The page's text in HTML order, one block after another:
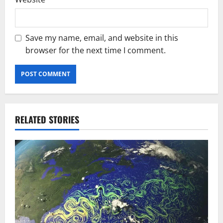
Save my name, email, and website in this
browser for the next time I comment.
RELATED STORIES